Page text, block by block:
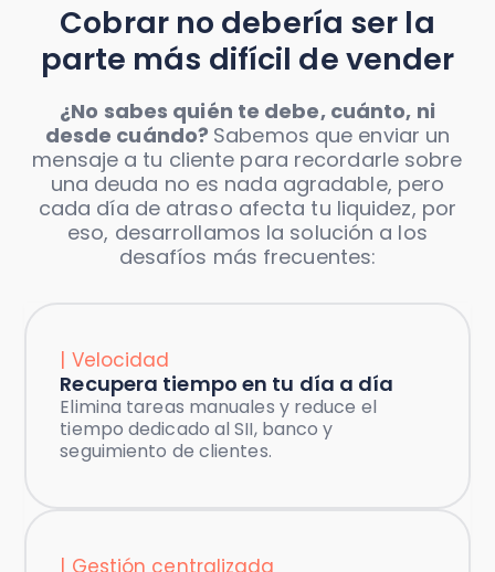
Cobrar no debería ser la
parte más difícil de vender
¿No sabes quién te debe, cuánto, ni
desde cuándo? Sabemos que enviar un
mensaje a tu cliente para recordarle sobre
una deuda no es nada agradable, pero
cada día de atraso afecta tu liquidez, por
eso, desarrollamos la solución a los
desafíos más frecuentes:
| Velocidad
Recupera tiempo en tu día a día
Elimina tareas manuales y reduce el
tiempo dedicado al SII, banco y
seguimiento de clientes.
| Gestión centralizada